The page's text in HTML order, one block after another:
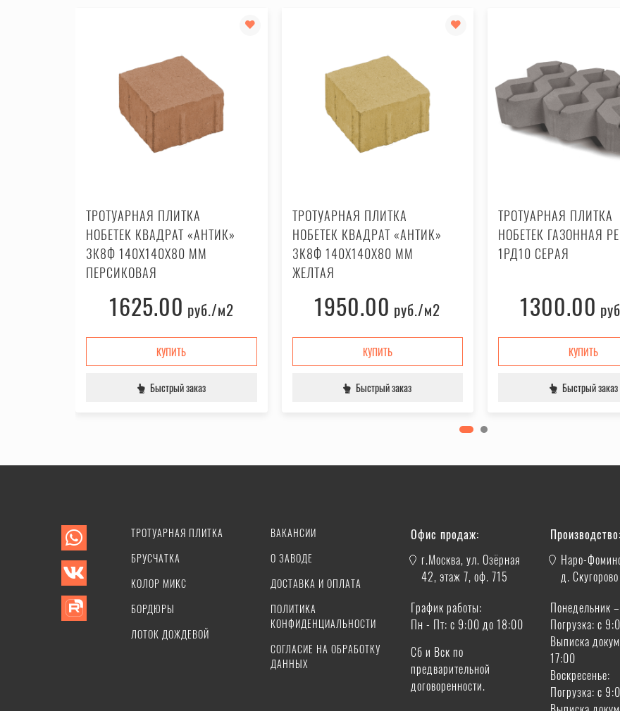
ТРОТУАРНАЯ ПЛИТКА
НОБЕТЕК КВАДРАТ «АНТИК»
3К8Ф 140X140X80 ММ
ПЕРСИКОВАЯ
1625.00 руб./м2
КУПИТЬ
Быстрый заказ
ТРОТУАРНАЯ ПЛИТКА
НОБЕТЕК КВАДРАТ «АНТИК»
3К8Ф 140X140X80 ММ
ЖЕЛТАЯ
1950.00 руб./м2
КУПИТЬ
Быстрый заказ
ТРОТУАРНАЯ ПЛИТКА
НОБЕТЕК ГАЗОННАЯ
1РД10 СЕРАЯ
1300.00
КУПИТЬ
Быстрый заказ
ТРОТУАРНАЯ ПЛИТКА
БРУСЧАТКА
КОЛОР МИКС
БОРДЮРЫ
ЛОТОК ДОЖДЕВОЙ
ВАКАНСИИ
О ЗАВОДЕ
ДОСТАВКА И ОПЛАТА
ПОЛИТИКА
КОНФИДЕНЦИАЛЬНОСТИ
СОГЛАСИЕ НА ОБРАБОТКУ
ДАННЫХ
Офис продаж:
г.Москва, ул. Озёрная
42, этаж 7, оф. 715
График работы:
Пн - Пт: с 9:00 до 18:00
Сб и Вск по
предварительной
договоренности.
Производство:
Наро-
д. Скугорово
Понедельник
Погрузка: с
Выписка
17:00
Воскресенье:
Погрузка: с